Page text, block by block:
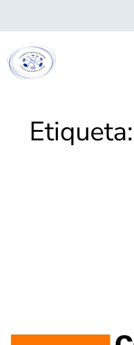
Etiqueta: